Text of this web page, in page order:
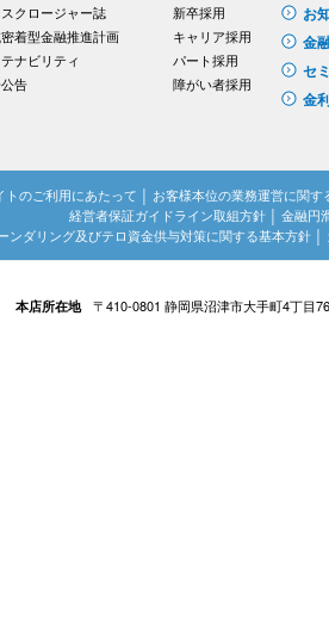
クロージャー誌
着型金融推進計画
ナビリティ
告
新卒採用
キャリア採用
パート採用
障がい者採用
お
金
セ
金
トのご利用にあたって │ お客様本位の業務運営に関す
経営者保証ガイドライン取組方針│ 金融円
ンダリング及びテロ資金供与対策に関する基本方針 │
本店所在地 〒410-0801 静岡県沼津市大手町4丁目